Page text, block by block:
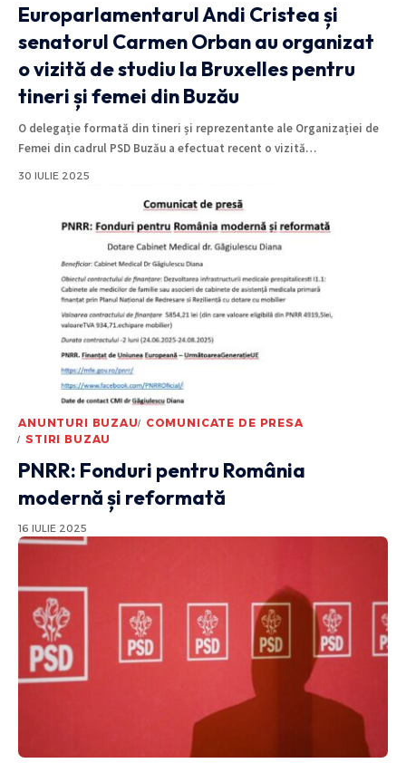
Europarlamentarul Andi Cristea și
senatorul Carmen Orban au organizat
o vizită de studiu la Bruxelles pentru
tineri și femei din Buzău
O delegație formată din tineri și reprezentante ale Organizației de
Femei din cadrul PSD Buzău a efectuat recent o vizită…
30 IULIE 2025
ANUNTURI BUZAU
COMUNICATE DE PRESA
STIRI BUZAU
PNRR: Fonduri pentru România
modernă și reformată
16 IULIE 2025